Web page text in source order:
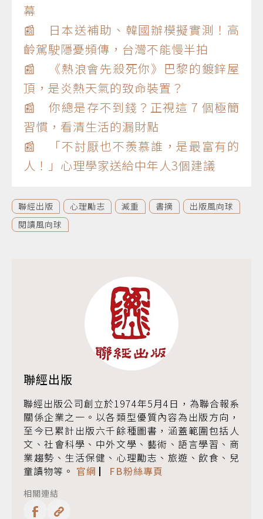
幕
📰 日本送補助、韓國辦模擬實測！高
齡駕駛隱憂頻傳，台灣不能慢半拍
📰 《熱浪會先殺死你》巴黎的鍍鋅屋
頂，是炎熱天氣的致命裝置？
📰 你總是存不到錢？正視這 7 個極簡
習慣，看清生活的漏財點
📰 「不討厭也不羨慕誰，是最富有的
人！」心理學家送給中年人3個建議
聯經出版 心理勵志 減重 書摘
出版風向球
閱讀風向球
聯經出版
聯經出版公司創立於1974年5月4日，為聯合報系
關係企業之一。以各類型優質內容為出版方向，
至今已累計出版六千餘種圖書，涵蓋範圍包括人
文、社會科學、中外文學、藝術、語言學習、商
業趨勢、生活保健、心理勵志、旅遊、飲食、兒
童讀物等。 官網 ▏ FB粉絲專頁
相關連結